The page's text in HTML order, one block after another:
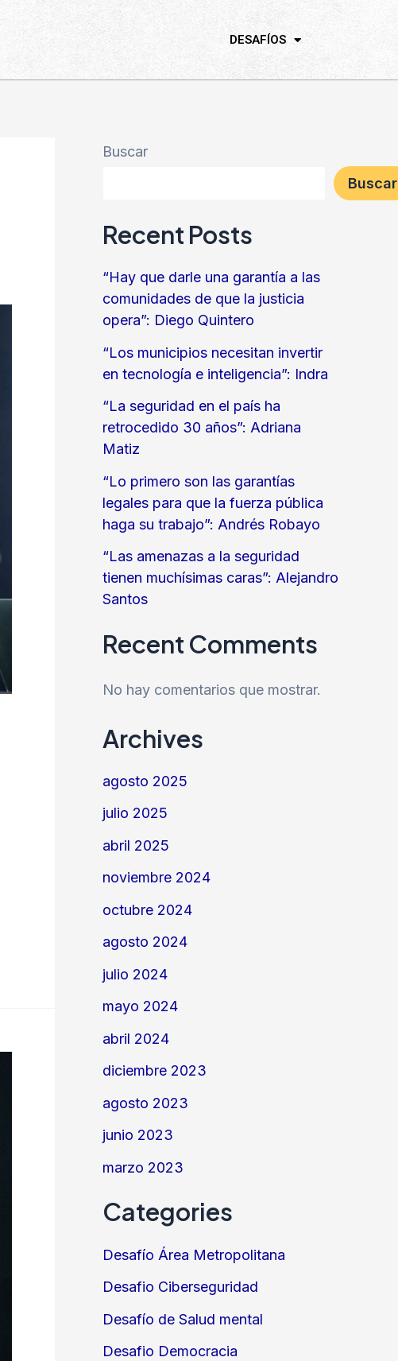
DESAFÍOS
Buscar
Buscar
Recent Posts
“Hay que darle una garantía a las
comunidades de que la justicia
opera”: Diego Quintero
“Los municipios necesitan invertir
en tecnología e inteligencia”: Indra
“La seguridad en el país ha
retrocedido 30 años”: Adriana
Matiz
“Lo primero son las garantías
legales para que la fuerza pública
haga su trabajo”: Andrés Robayo
“Las amenazas a la seguridad
tienen muchísimas caras”: Alejandro
Santos
Recent Comments
No hay comentarios que mostrar.
Archives
agosto 2025
julio 2025
abril 2025
noviembre 2024
octubre 2024
agosto 2024
julio 2024
mayo 2024
abril 2024
diciembre 2023
agosto 2023
junio 2023
marzo 2023
Categories
Desafío Área Metropolitana
Desafio Ciberseguridad
Desafío de Salud mental
Desafio Democracia